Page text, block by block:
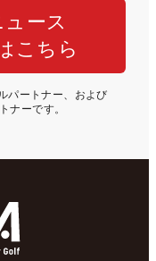
ース
こちら
パートナー、および
ナーです。